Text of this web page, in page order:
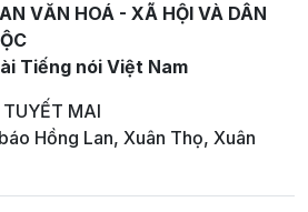
VĂN HOÁ - XÃ HỘI VÀ DÂN
Tiếng nói Việt Nam
MAI
Hồng Lan, Xuân Thọ, Xuân